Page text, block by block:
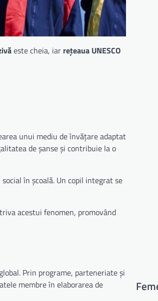
este cheia, iar rețeaua UNESCO
unui mediu de învățare adaptat
de șanse și contribuie la o
în școală. Un copil integrat se
acestui fenomen, promovând
Prin programe, parteneriate și
membre în elaborarea de